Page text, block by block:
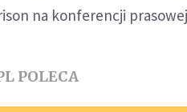
na konferencji
POLECA